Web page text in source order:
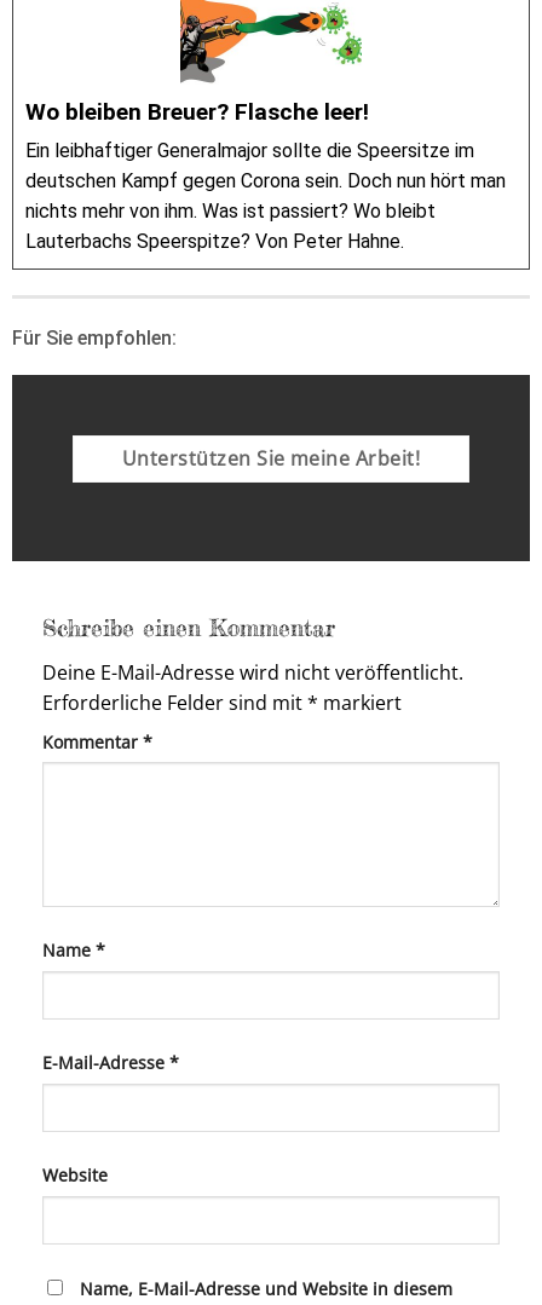
Wo bleiben Breuer? Flasche leer!
Ein leibhaftiger Generalmajor sollte die Speersitze im
deutschen Kampf gegen Corona sein. Doch nun hört man
nichts mehr von ihm. Was ist passiert? Wo bleibt
Lauterbachs Speerspitze? Von Peter Hahne.
Für Sie empfohlen:
Unterstützen Sie meine Arbeit!
Schreibe einen Kommentar
Deine E-Mail-Adresse wird nicht veröffentlicht.
Erforderliche Felder sind mit* markiert
Kommentar *
Name *
E-Mail-Adresse *
Website
Name, E-Mail-Adresse und Website in diesem